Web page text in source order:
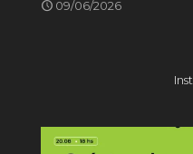
09/06/2026